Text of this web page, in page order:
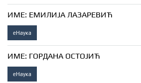
ИМЕ: ЕМИЛИЈА ЛАЗАРЕВИЋ
еНаука
ИМЕ: ГОРДАНА ОСТОЈИЋ
еНаука